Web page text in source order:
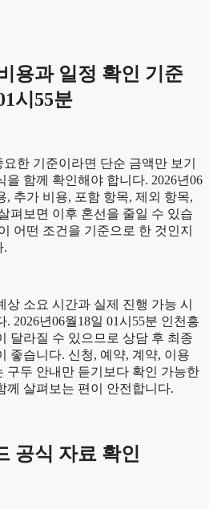
용과 일정 확인 기준
시55분
한 기준이라면 단순 금액만 보기
을 함께 확인해야 합니다. 2026년06
, 추가 비용, 포함 항목, 제외 항목,
펴보면 이후 혼선을 줄일 수 있습
어떤 조건을 기준으로 한 것인지
.
소요 시간과 실제 진행 가능 시
2026년06월18일 01시55분 인천흥
달라질 수 있으므로 상담 후 최종
좋습니다. 신청, 예약, 계약, 이용
구두 안내만 듣기보다 확인 가능한
께 살펴보는 편이 안전합니다.
공식 자료 확인